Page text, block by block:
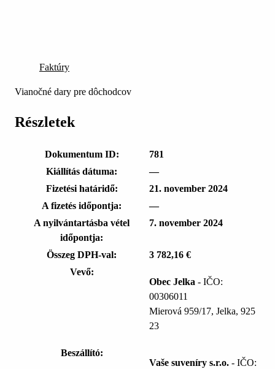
Faktúry
Vianočné dary pre dôchodcov
Részletek
Dokumentum ID:
781
Kiállítás dátuma:
—
Fizetési határidő:
21. november 2024
A fizetés időpontja:
—
A nyilvántartásba vétel
időpontja:
7. november 2024
Összeg DPH-val:
3 782,16 €
Vevő:
Obec Jelka - IČO:
00306011
Mierová 959/17, Jelka, 925
23
Beszállító:
Vaše suveníry s.r.o. - IČO: